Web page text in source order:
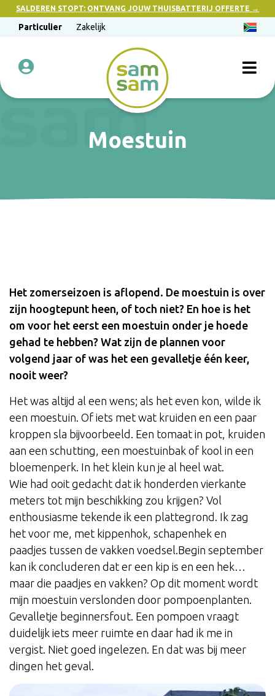
SALDEREN STOPT: ONTVANG JOUW THUISBATTERIJ OFFERTE →
Particulier Zakelijk
Moestuin
Het zomerseizoen is aflopend. De moestuin is over
zijn hoogtepunt heen, of toch niet? En hoe is het
om voor het eerst een moestuin onder je hoede
gehad te hebben? Wat zijn de plannen voor
volgend jaar of was het een gevalletje één keer,
nooit weer?
Het was altijd al een wens; als het even kon, wilde ik
een moestuin. Of iets met wat kruiden en een paar
kroppen sla bijvoorbeeld. Een tomaat in pot, kruiden
aan een schutting, een moestuinbak of kool in een
bloemenperk. In het klein kun je al heel wat.
Wie had ooit gedacht dat ik honderden vierkante
meters tot mijn beschikking zou krijgen? Vol
enthousiasme tekende ik een plattegrond. Ik zag
het voor me, met kippenhok, schapenhek en
paadjes tussen de vakken voedsel.Begin september
kan ik concluderen dat er een kip is en een hek…
maar die paadjes en vakken? Op dit moment wordt
mijn moestuin verslonden door pompoenplanten.
Gevalletje beginnersfout. Een pompoen vraagt
duidelijk iets meer ruimte en daar had ik me in
vergist. Niet goed ingelezen. En dat was bij meer
dingen het geval.